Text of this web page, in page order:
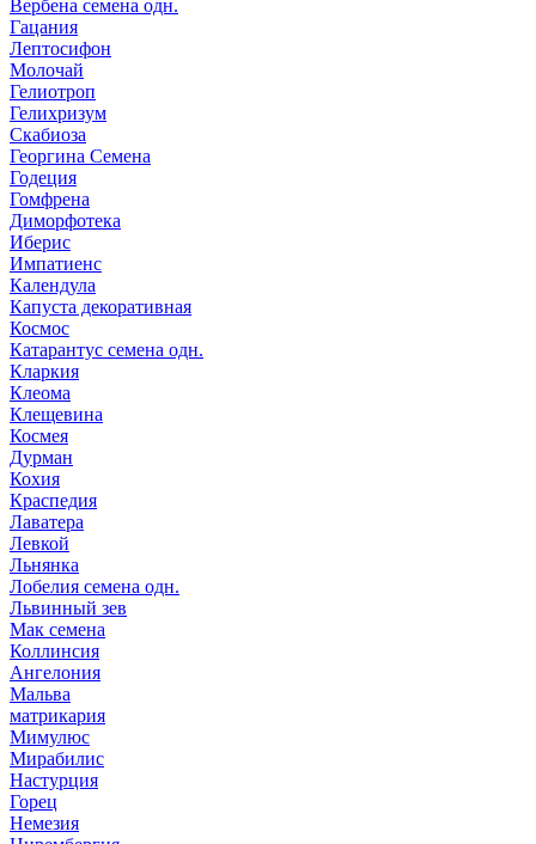
Вербена семена одн.
Гацания
Лептосифон
Молочай
Гелиотроп
Гелихризум
Скабиоза
Георгина Семена
Годеция
Гомфрена
Диморфотека
Иберис
Импатиенс
Календула
Капуста декоративная
Космос
Катарантус семена одн.
Кларкия
Клеома
Клещевина
Космея
Дурман
Кохия
Краспедия
Лаватера
Левкой
Льнянка
Лобелия семена одн.
Львинный зев
Мак семена
Коллинсия
Ангелония
Мальва
матрикария
Мимулюс
Мирабилис
Настурция
Горец
Немезия